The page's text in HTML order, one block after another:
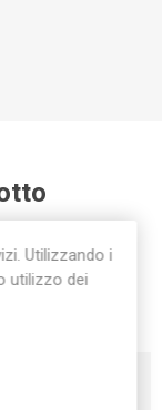
6500k (1)
Utilizzando i
utilizzo dei